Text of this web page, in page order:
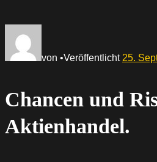
von •Veröffentlicht 25.
Chancen und
Aktienhandel.